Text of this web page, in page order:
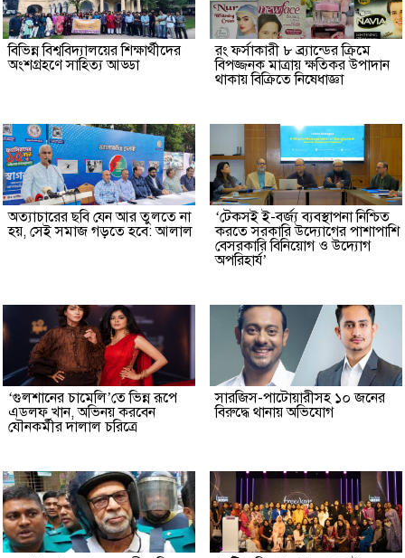
বিভিন্ন বিশ্ববিদ্যালয়ের শিক্ষার্থীদের
অংশগ্রহণে সাহিত্য আড্ডা
রং ফর্সাকারী ৮ ব্র্যান্ডের ক্রিমে
বিপজ্জনক মাত্রায় ক্ষতিকর উপাদান
থাকায় বিক্রিতে নিষেধাজ্ঞা
অত্যাচারের ছবি যেন আর তুলতে না
হয়, সেই সমাজ গড়তে হবে: আলাল
‘টেকসই ই-বর্জ্য ব্যবস্থাপনা নিশ্চিত
করতে সরকারি উদ্যোগের পাশাপাশি
বেসরকারি বিনিয়োগ ও উদ্যোগ
অপরিহার্য’
‘গুলশানের চামেলি’তে ভিন্ন রূপে
এডলফ খান, অভিনয় করবেন
যৌনকর্মীর দালাল চরিত্রে
সারজিস-পাটোয়ারীসহ ১০ জনের
বিরুদ্ধে থানায় অভিযোগ